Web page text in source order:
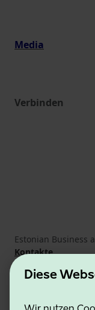
Diese
Media
Verbinden
Estonian Business
Kontakte